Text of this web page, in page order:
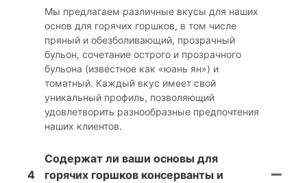
Мы предлагаем различные вкусы для наших
основ для горячих горшков, в том числе
пряный и обезболивающий, прозрачный
бульон, сочетание острого и прозрачного
бульона (известное как «юань ян») и
томатный. Каждый вкус имеет свой
уникальный профиль, позволяющий
удовлетворить разнообразные предпочтения
наших клиентов.
4
Содержат ли ваши основы для
горячих горшков консерванты и